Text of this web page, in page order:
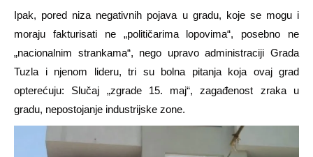
Ipak, pored niza negativnih pojava u gradu, koje se mogu i
moraju fakturisati ne „političarima lopovima“, posebno ne
„nacionalnim strankama“, nego upravo administraciji Grada
Tuzla i njenom lideru, tri su bolna pitanja koja ovaj grad
opterećuju: Slučaj „zgrade 15. maj“, zagađenost zraka u
gradu, nepostojanje industrijske zone.